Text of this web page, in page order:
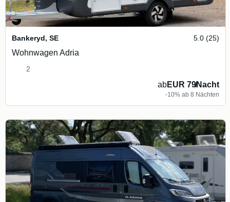
Bankeryd, SE 5.0 (25)
Wohnwagen Adria
2
abEUR 79/Nacht
-10% ab 8 Nächten